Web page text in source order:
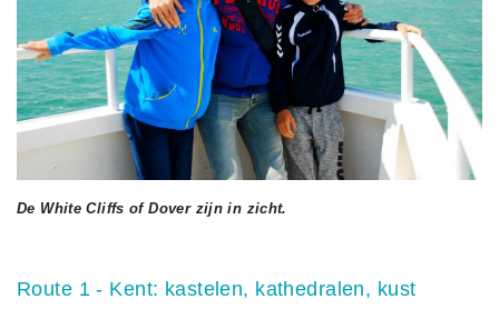
De White Cliffs of Dover zijn in zicht.
Route 1 - Kent: kastelen, kathedralen, kust